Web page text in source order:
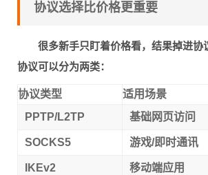
协议选择比价格更重要
很多新手只盯着价格看，结果掉进协
协议可以分为两类：
协议类型 适用场景
PPTP/L2TP
基础网页访问
SOCKS5 游戏/即时通讯
IKEv2 移动端应用